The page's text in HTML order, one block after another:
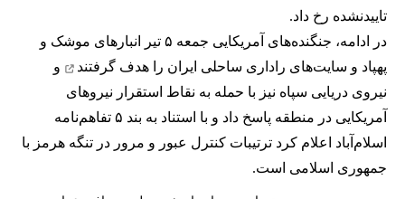
تاییدنشده رخ داد.
در ادامه، جنگنده‌های آمریکایی جمعه ۵ تیر انبارهای موشک و
پهپاد و سایت‌های راداری ساحلی ایران را هدف گرفتند
و
نیروی دریایی سپاه نیز با حمله به نقاط استقرار نیروهای
آمریکایی در منطقه پاسخ داد و با استناد به بند ۵ تفاهم‌نامه
اسلام‌آباد اعلام کرد ترتیبات کنترل عبور و مرور در تنگه هرمز با
جمهوری اسلامی است.